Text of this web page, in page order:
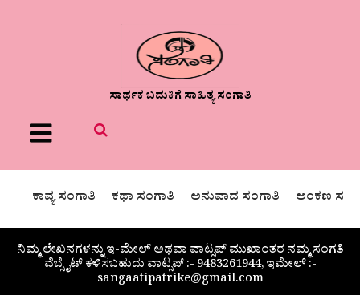
ಸಾರ್ಥಕ ಬದುಕಿಗೆ ಸಾಹಿತ್ಯ ಸಂಗಾತಿ
Menu
ಕಾವ್ಯ ಸಂಗಾತಿ ಕಥಾ ಸಂಗಾತಿ ಅನುವಾದ ಸಂಗಾತಿ ಅಂಕಣ
ನಿಮ್ಮ ಲೇಖನಗಳನ್ನು ಇ-ಮೇಲ್ ಅಥವಾ ವಾಟ್ಸಪ್ ಮುಖಾಂತರ ನಮ್ಮ ಸಂಗತಿ
ವೆಬ್ಸೈಟ್ ಕಳಿಸಬಹುದು ವಾಟ್ಸಪ್‌ :- 9483261944, ಇಮೇಲ್ :-
sangaatipatrike@gmail.com